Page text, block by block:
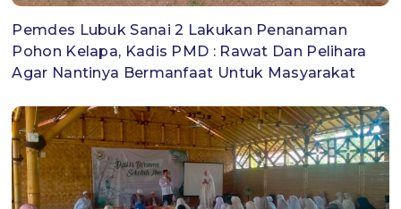
Pemdes Lubuk Sanai 2 Lakukan Penanaman
Pohon Kelapa, Kadis PMD : Rawat Dan Pelihara
Agar Nantinya Bermanfaat Untuk Masyarakat